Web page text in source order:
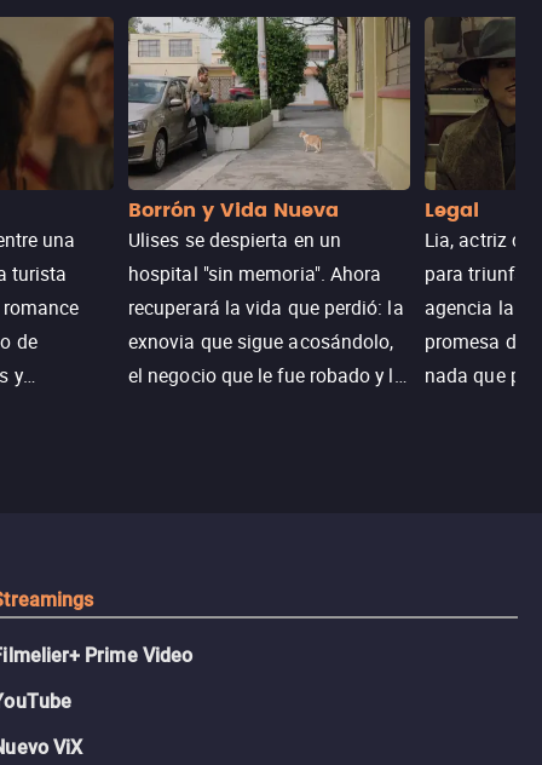
una
turista
de
y
Borrón y Vida Nueva
Ulises se despierta en un
hospital "sin memoria". Ahora
recuperará la vida que perdió: la
exnovia que sigue acosándolo,
el negocio que le fue robado y la
Legal
Lia, actriz
para triunfar
agencia la
promesa de
nada que
Prime Video
ViX